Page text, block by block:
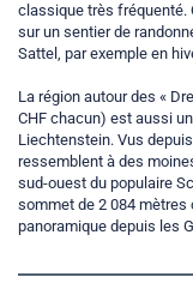
classique très fréquenté.
sur un sentier de
Sattel, par exemple en
La région autour des «
CHF chacun) est aussi
Liechtenstein. Vus
ressemblent à des
sud-ouest du populaire
sommet de 2 084
panoramique depuis les